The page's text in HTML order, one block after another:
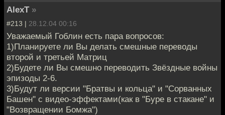
AlexT »
#213 | 28.12.04 00:16
Уважаемый Гоблин есть пара вопросов:
1)Планируете ли Вы делать смешные переводы
второй и третьей Матриц
2)Будете ли Вы смешно переводить Звёздные войны
эпизоды 2-6.
3)Будут ли версии "Братвы и кольца" и "Сорванных
Башен" с видео-эффектами(как в "Буре в стакане" и
"Возвращении Бомжа")